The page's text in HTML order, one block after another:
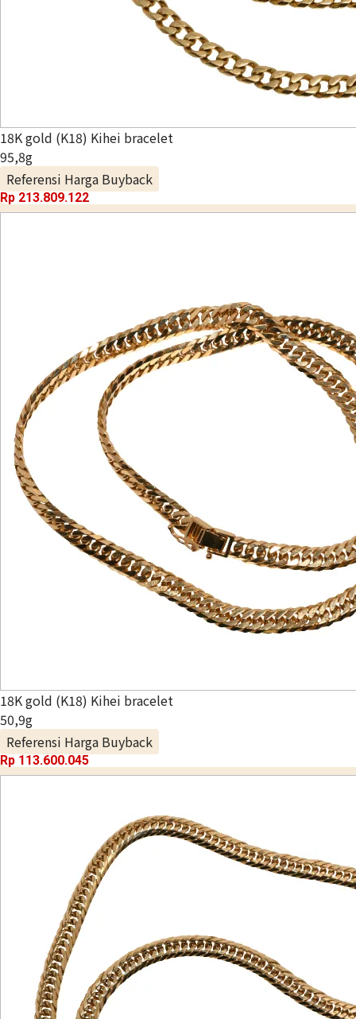
18K gold (K18) Kihei bracelet
95,8g
Referensi Harga Buyback
Rp 213.809.122
18K gold (K18) Kihei bracelet
50,9g
Referensi Harga Buyback
Rp 113.600.045